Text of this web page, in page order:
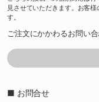
見させていただきます。お客
す。
ご注文にかかわるお問い
■ お問合せ